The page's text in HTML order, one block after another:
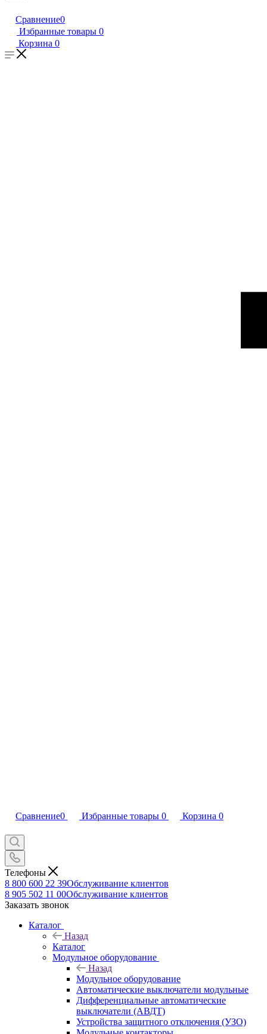
Сравнение0
Избранные товары 0
Корзина 0
Сравнение0 Избранные товары 0 Корзина 0
Телефоны
8 800 600 22 39Обслуживание клиентов
8 905 502 11 00Обслуживание клиентов
Заказать звонок
Каталог
Назад
Каталог
Модульное оборудование
Назад
Модульное оборудование
Автоматические выключатели модульные
Дифференциальные автоматические
выключатели (АВДТ)
Устройства защитного отключения (УЗО)